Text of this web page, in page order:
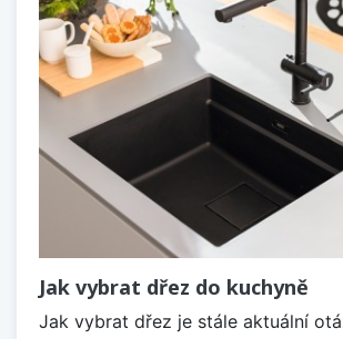
Jak vybrat dřez do kuchyně
Jak vybrat dřez je stále aktuální